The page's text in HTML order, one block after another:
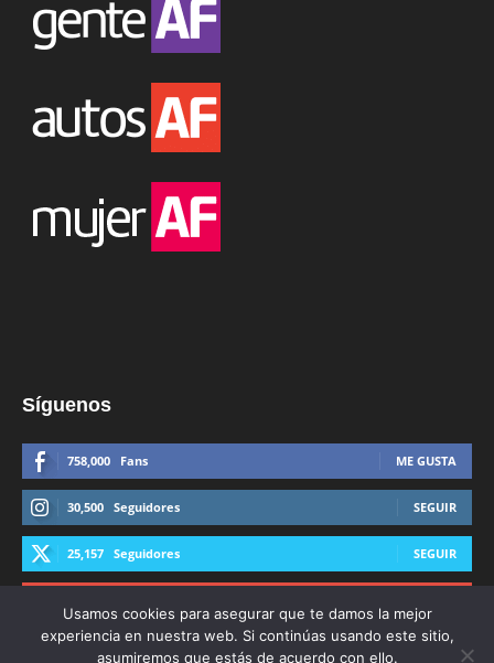
Síguenos
758,000 Fans ME GUSTA
30,500 Seguidores SEGUIR
25,157 Seguidores SEGUIR
Usamos cookies para asegurar que te damos la mejor
experiencia en nuestra web. Si continúas usando este sitio,
asumiremos que estás de acuerdo con ello.